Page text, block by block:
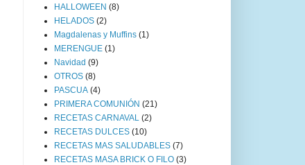
HALLOWEEN (8)
HELADOS (2)
Magdalenas y Muffins (1)
MERENGUE (1)
Navidad (9)
OTROS (8)
PASCUA (4)
PRIMERA COMUNIÓN (21)
RECETAS CARNAVAL (2)
RECETAS DULCES (10)
RECETAS MAS SALUDABLES (7)
RECETAS MASA BRICK O FILO (3)